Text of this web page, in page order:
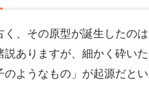
く、その原型が誕生したの
説ありますが、細かく砕い
ようなもの」が起源だと